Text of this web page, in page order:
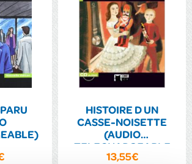
HISTOIRE D UN
CASSE-NOISETTE
(AUDIO
TELECHARGEABLE
13,55€